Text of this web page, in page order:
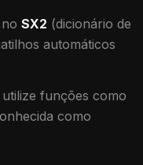
SX2 (dicionário de
automáticos
funções como
como